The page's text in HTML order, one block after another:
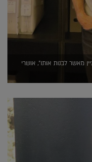
מאשר לבנות אותו", אושרי